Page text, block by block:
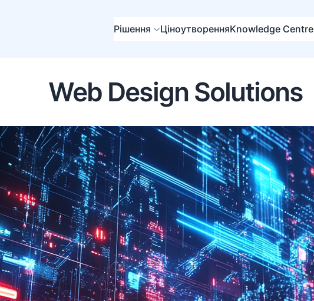
Рішення ЦіноутворенняKnowledge Centre
Web Design Solutions